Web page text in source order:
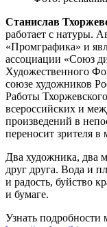
Станислав
работает с натуры.
«Промграфика» и
ассоциации «Союз
Художественного
союзе художников
Работы
всероссийских и
произведений в
переносит зрителя
Два художника, два
друг друга. Вода и
и радость, буйство
и бумаге.
Узнать подробности